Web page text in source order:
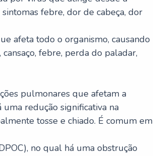
febre, dor de cabeça, dor
afeta todo o organismo, causando
febre, perda do paladar,
pulmonares que afetam a
redução significativa na
tosse e chiado. É comum em
no qual há uma obstrução